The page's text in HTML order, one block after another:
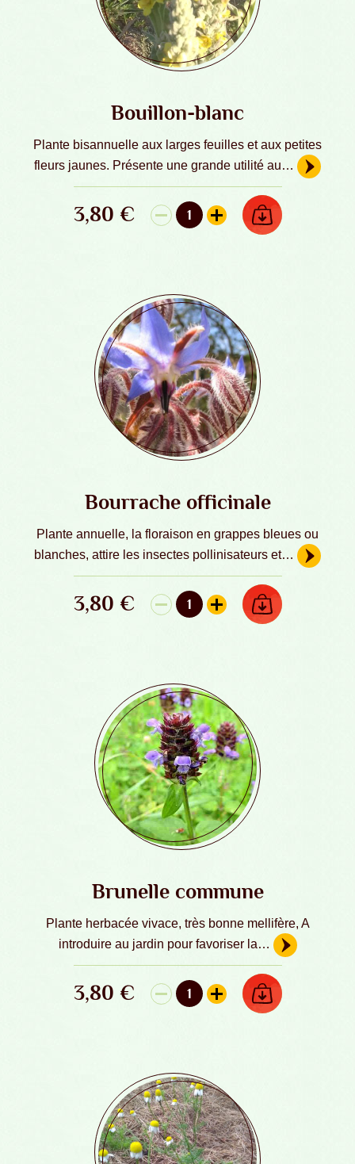
Bouillon-blanc
Plante bisannuelle aux larges feuilles et aux petites
fleurs jaunes. Présente une grande utilité au…
3,80 € 1
quantité de Bouillon-blanc - Graines
AJOUTER AU PANIER
Bourrache officinale
Plante annuelle, la floraison en grappes bleues ou
blanches, attire les insectes pollinisateurs et…
3,80 € 1
quantité de Bourrache officinale -
AJOUTER AU PANIER
Brunelle commune
Plante herbacée vivace, très bonne mellifère, A
introduire au jardin pour favoriser la…
3,80 € 1
quantité de Brunelle commune -
AJOUTER AU PANIER